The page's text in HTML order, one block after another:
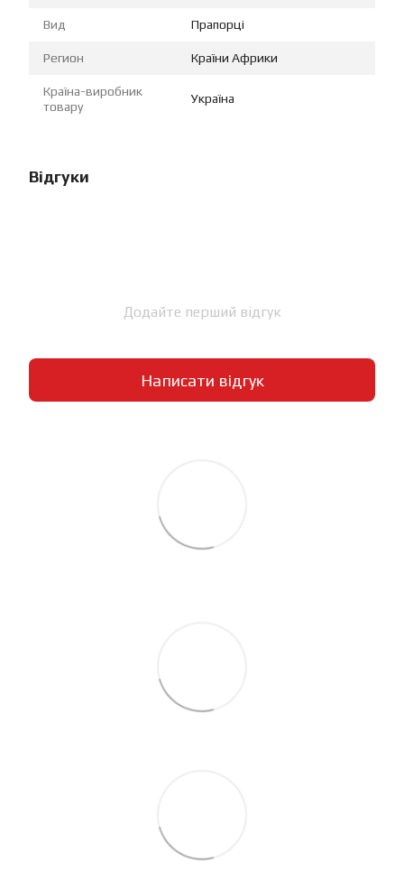
Вид Прапорці
Регион Країни Африки
Країна-виробник
товару
Україна
Відгуки
Додайте перший відгук
Написати відгук